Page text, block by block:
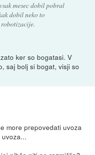
mesec dobil pobral
dobil neko to
ker so bogatasi. V
saj bolj si bogat, visji so
more prepovedati uvoza